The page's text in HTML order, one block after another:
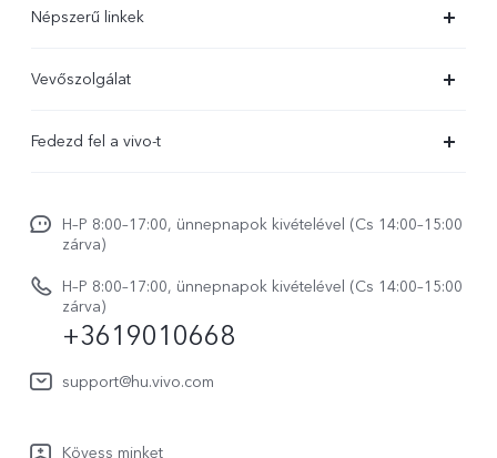
Népszerű linkek
X300 Pro
V70 FE
Y31 5G
vivo Buds Air3
Vevőszolgálat
Rendszerfrissítés
vivo Jótállási Politika
Vevőszolgálati adatvédelmi nyilatkozat
LUT-ok letöltése a Log helyreállításához
Fedezd fel a vivo-t
Jogi szabályozás
Rólunk
vivo Személyes Adatok Védelme
H–P 8:00–17:00, ünnepnapok kivételével (Cs 14:00–15:00
zárva)
H–P 8:00–17:00, ünnepnapok kivételével (Cs 14:00–15:00
zárva)
+3619010668
support@hu.vivo.com
Kövess minket